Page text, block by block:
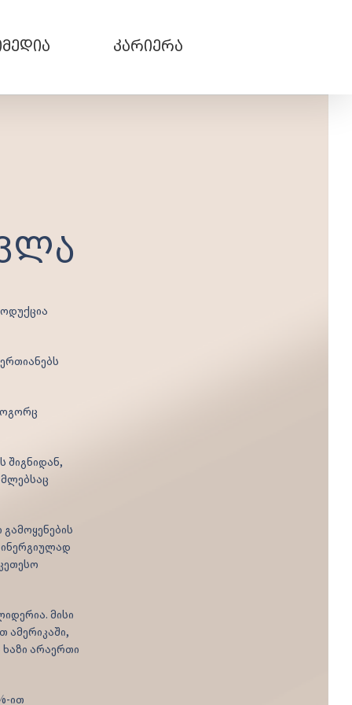
კარიერა
შიგნიდან,
მისი
ამერიკაში,
არაერთი
ით